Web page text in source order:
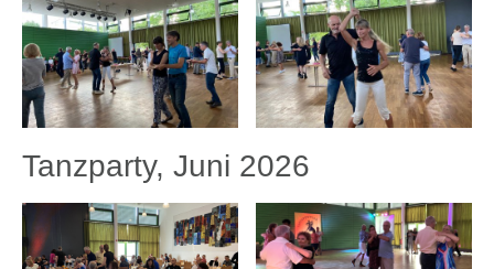
Tanzparty, Juni 2026